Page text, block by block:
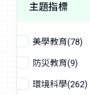
主題指標
美學教育(78)
防災教育(9)
環境科學(262)